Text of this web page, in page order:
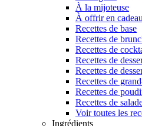
À la mijoteuse
À offrir en cadeau
Recettes de base
Recettes de
Recettes de
Recettes de
Recettes de
Recettes de
Recettes de
Recettes de
Voir toutes les
Ingrédients